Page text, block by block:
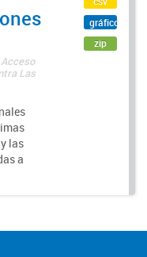
Las
las
a
gráfico
zip